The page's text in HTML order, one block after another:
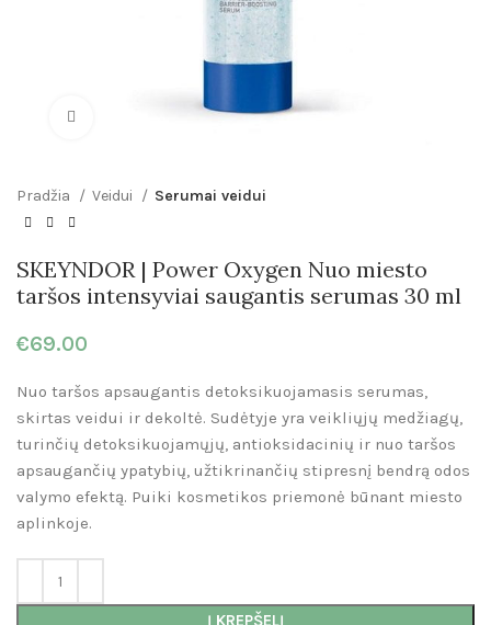
Pradžia Veidui Serumai veidui
SKEYNDOR | Power Oxygen Nuo miesto
taršos intensyviai saugantis serumas 30 ml
€69.00
Nuo taršos apsaugantis detoksikuojamasis serumas,
skirtas veidui ir dekoltė. Sudėtyje yra veikliųjų medžiagų,
turinčių detoksikuojamųjų, antioksidacinių ir nuo taršos
apsaugančių ypatybių, užtikrinančių stipresnį bendrą odos
valymo efektą. Puiki kosmetikos priemonė būnant miesto
aplinkoje.
Į KREPŠELĮ